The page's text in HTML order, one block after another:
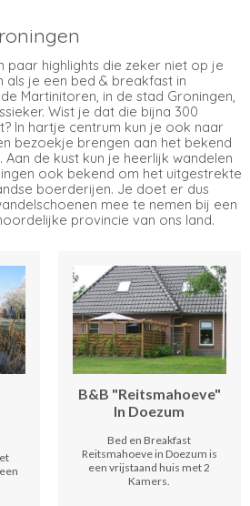
paar highlights die zeker niet op je
je een bed & breakfast in
Martinitoren, in de stad Groningen,
Wist je dat die bijna 300
In hartje centrum kun je ook naar
bezoekje brengen aan het bekend
Aan de kust kun je heerlijk wandelen
ook bekend om het uitgestrekte
boerderijen. Je doet er dus
mee te nemen bij een
provincie van ons land.
B&B "Reitsmahoeve"
In Doezum
Bed en Breakfast
Reitsmahoeve in Doezum is
een vrijstaand huis met 2
Kamers.